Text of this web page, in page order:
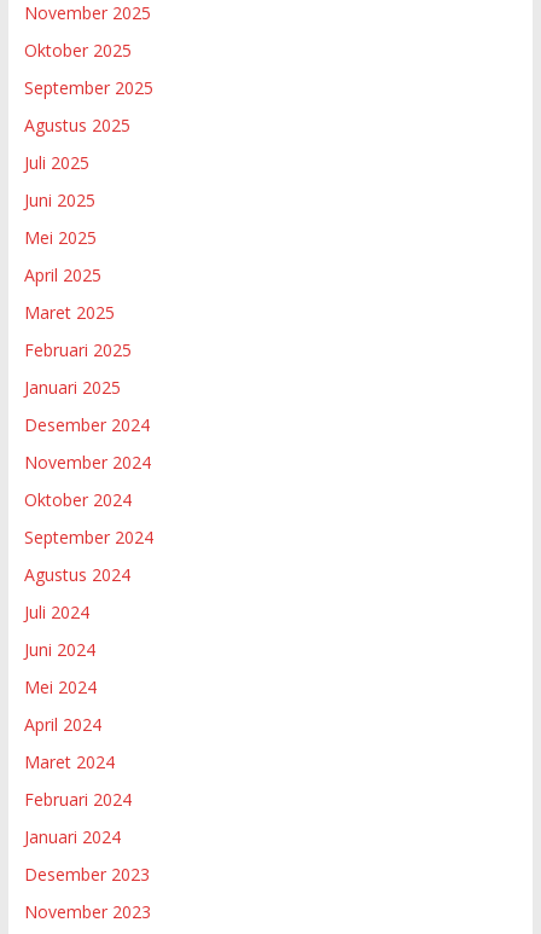
November 2025
Oktober 2025
September 2025
Agustus 2025
Juli 2025
Juni 2025
Mei 2025
April 2025
Maret 2025
Februari 2025
Januari 2025
Desember 2024
November 2024
Oktober 2024
September 2024
Agustus 2024
Juli 2024
Juni 2024
Mei 2024
April 2024
Maret 2024
Februari 2024
Januari 2024
Desember 2023
November 2023